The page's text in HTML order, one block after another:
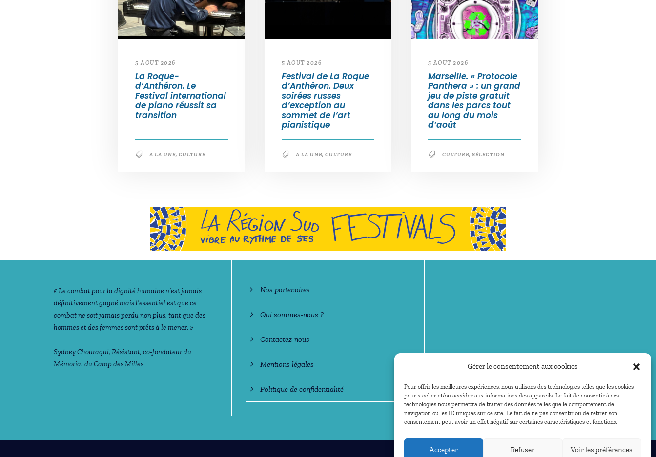
Gérer le consentement aux cookies
Pour offrir les meilleures expériences, nous utilisons des technologies telles que les cookies
pour stocker et/ou accéder aux informations des appareils. Le fait de consentir à ces
technologies nous permettra de traiter des données telles que le comportement de
navigation ou les ID uniques sur ce site. Le fait de ne pas consentir ou de retirer son
consentement peut avoir un effet négatif sur certaines caractéristiques et fonctions.
Accepter Refuser Voir les préférences
5 AOÛT 2026
La Roque-
d’Anthéron. Le
Festival international
de piano réussit sa
transition
A LA UNE, CULTURE
5 AOÛT 2026
Festival de La Roque
d’Anthéron. Deux
soirées russes
d’exception au
sommet de l’art
pianistique
A LA UNE, CULTURE
5 AOÛT 2026
Marseille. « Protocole
Panthera » : un grand
jeu de piste gratuit
dans les parcs tout
au long du mois
d’août
CULTURE, SÉLECTION
Notre philosophie
« Le combat pour la dignité humaine n’est jamais
déﬁnitivement gagné mais l’essentiel est que ce
combat ne soit jamais perdu non plus, tant que des
hommes et des femmes sont prêts à le mener. »
Sydney Chouraqui, Résistant, co-fondateur du
Mémorial du Camp des Milles
En savoir +
Nos partenaires
Qui sommes-nous ?
Contactez-nous
Mentions légales
Politique de confidentialité